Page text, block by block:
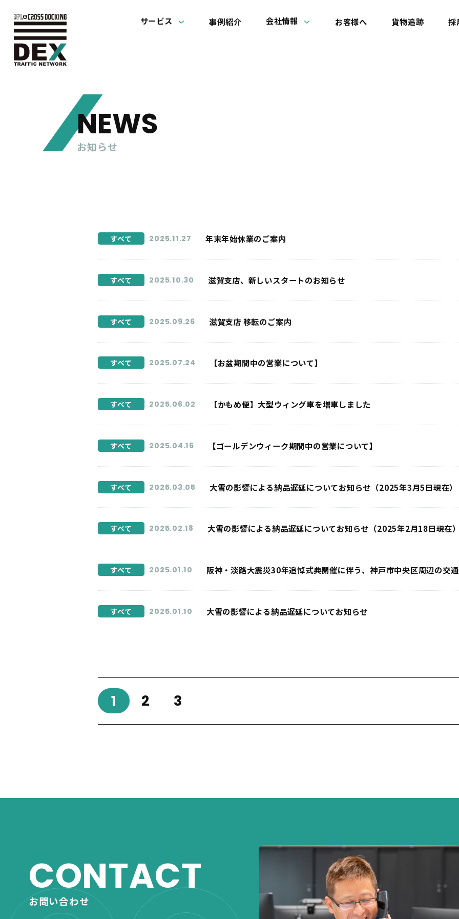
サービス 事例紹介 会社情報 お客様へ 貨物追跡 採
NEWS
お知らせ
すべて 2025.11.27 年末年始休業のご案内
すべて 2025.10.30 滋賀支店、新しいスタートのお知らせ
すべて 2025.09.26 滋賀支店 移転のご案内
すべて 2025.07.24 【お盆期間中の営業について】
すべて 2025.06.02 【かもめ便】大型ウィング車を増車しました
すべて 2025.04.16 【ゴールデンウィーク期間中の営業について】
すべて 2025.03.05 大雪の影響による納品遅延についてお知らせ（2025年3月5日現在）
すべて 2025.02.18 大雪の影響による納品遅延についてお知らせ（2025年2月18日現在）
すべて 2025.01.10 阪神・淡路大震災30年追悼式典開催に伴う、神戸市中央区周辺の交
すべて 2025.01.10 大雪の影響による納品遅延についてお知らせ
1 2 3
CONTACT
お問い合わせ